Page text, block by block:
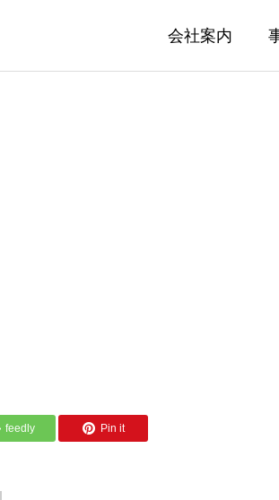
会社案内
feedly Pin it